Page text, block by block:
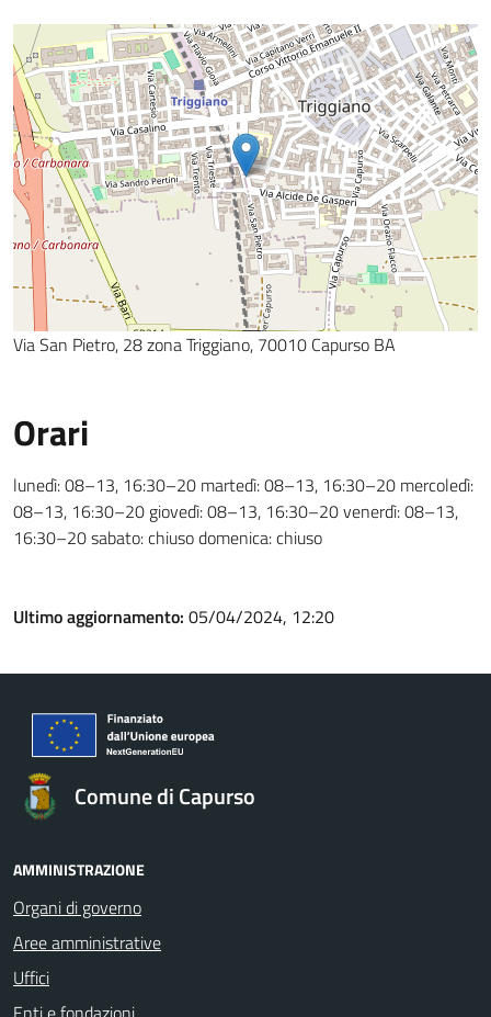
Via San Pietro, 28 zona Triggiano, 70010 Capurso BA
Orari
lunedì: 08–13, 16:30–20 martedì: 08–13, 16:30–20 mercoledì:
08–13, 16:30–20 giovedì: 08–13, 16:30–20 venerdì: 08–13,
16:30–20 sabato: chiuso domenica: chiuso
Ultimo aggiornamento: 05/04/2024, 12:20
Comune di Capurso
AMMINISTRAZIONE
Organi di governo
Aree amministrative
Uffici